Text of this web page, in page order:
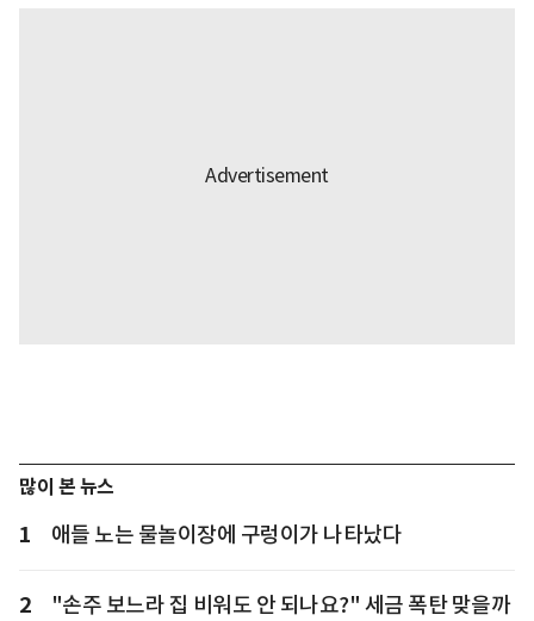
많이 본 뉴스
1 애들 노는 물놀이장에 구렁이가 나타났다
2
"손주 보느라 집 비워도 안 되나요?" 세금 폭탄 맞을까